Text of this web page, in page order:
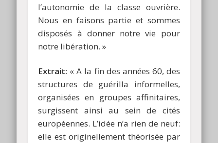
l’autonomie de la classe ouvrière.
Nous en faisons partie et sommes
disposés à donner notre vie pour
notre libération. »
Extrait: « A la fin des années 60, des
structures de guérilla informelles,
organisées en groupes affinitaires,
surgissent ainsi au sein de cités
européennes. L’idée n’a rien de neuf:
elle est originellement théorisée par